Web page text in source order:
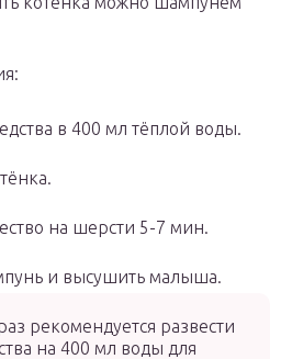
в 400 мл тёплой воды.
на шерсти 5-7 мин.
и высушить малыша.
рекомендуется развести
на 400 мл воды для